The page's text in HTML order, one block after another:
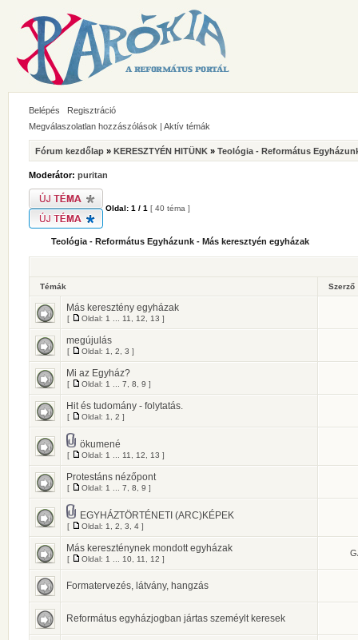
Belépés
Regisztráció
Megválaszolatlan hozzászólások | Aktív témák
Fórum kezdőlap » KERESZTYÉN HITÜNK » Teológia - Református
Moderátor: puritan
Oldal: 1 / 1 [ 40 téma ]
Teológia - Református Egyházunk - Más keresztyén egyházak
Témák Szerző
Más keresztény egyházak
[ Oldal: 1 11 12 13 ]
megújulás
[ Oldal: 1 2 3 ]
Mi az Egyház?
[ Oldal: 1 7 8 9 ]
Hit és tudomány - folytatás.
[ Oldal: 1 2 ]
ökumené
[ Oldal: 1 11 12 13 ]
Protestáns nézőpont
[ Oldal: 1 7 8 9 ]
EGYHÁZTÖRTÉNETI (ARC)KÉPEK
[ Oldal: 1 2 3 4 ]
Más kereszténynek mondott egyházak
[ Oldal: 1 10 11 12 ]
Formatervezés, látvány, hangzás
Református egyházjogban jártas szeméylt keresek